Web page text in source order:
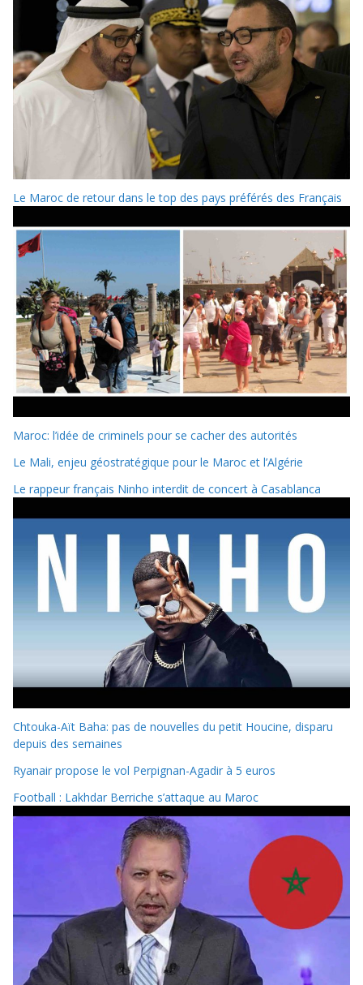
Le Maroc de retour dans le top des pays préférés des Français
Maroc: l’idée de criminels pour se cacher des autorités
Le Mali, enjeu géostratégique pour le Maroc et l’Algérie
Le rappeur français Ninho interdit de concert à Casablanca
Chtouka-Aït Baha: pas de nouvelles du petit Houcine, disparu
depuis des semaines
Ryanair propose le vol Perpignan-Agadir à 5 euros
Football : Lakhdar Berriche s’attaque au Maroc